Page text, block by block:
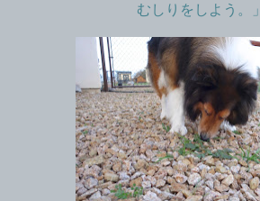
むしりをしよう。」